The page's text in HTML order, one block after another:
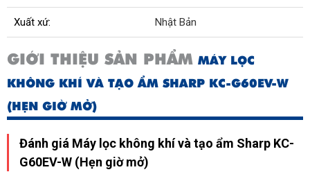
Xuất xứ: Nhật Bản
GIỚI THIỆU SẢN PHẨM MÁY LỌC
KHÔNG KHÍ VÀ TẠO ẨM SHARP KC-G60EV-W
(HẸN GIỜ MỞ)
Đánh giá Máy lọc không khí và tạo ẩm Sharp KC-
G60EV-W (Hẹn giờ mở)